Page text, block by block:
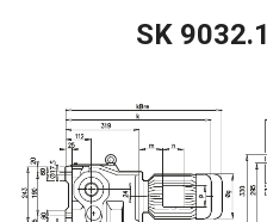
SK 9032.1